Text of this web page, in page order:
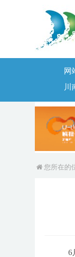
网
川
您所在的
6月